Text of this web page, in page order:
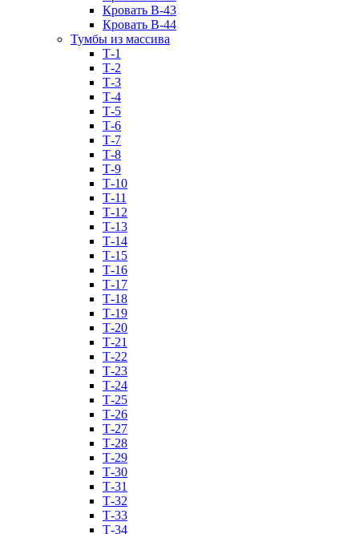
Кровать В-43
Кровать В-44
Тумбы из массива
Т-1
Т-2
Т-3
Т-4
Т-5
Т-6
Т-7
Т-8
Т-9
Т-10
Т-11
Т-12
Т-13
Т-14
Т-15
Т-16
Т-17
Т-18
Т-19
Т-20
Т-21
Т-22
Т-23
Т-24
Т-25
Т-26
Т-27
Т-28
Т-29
Т-30
Т-31
Т-32
Т-33
Т-34